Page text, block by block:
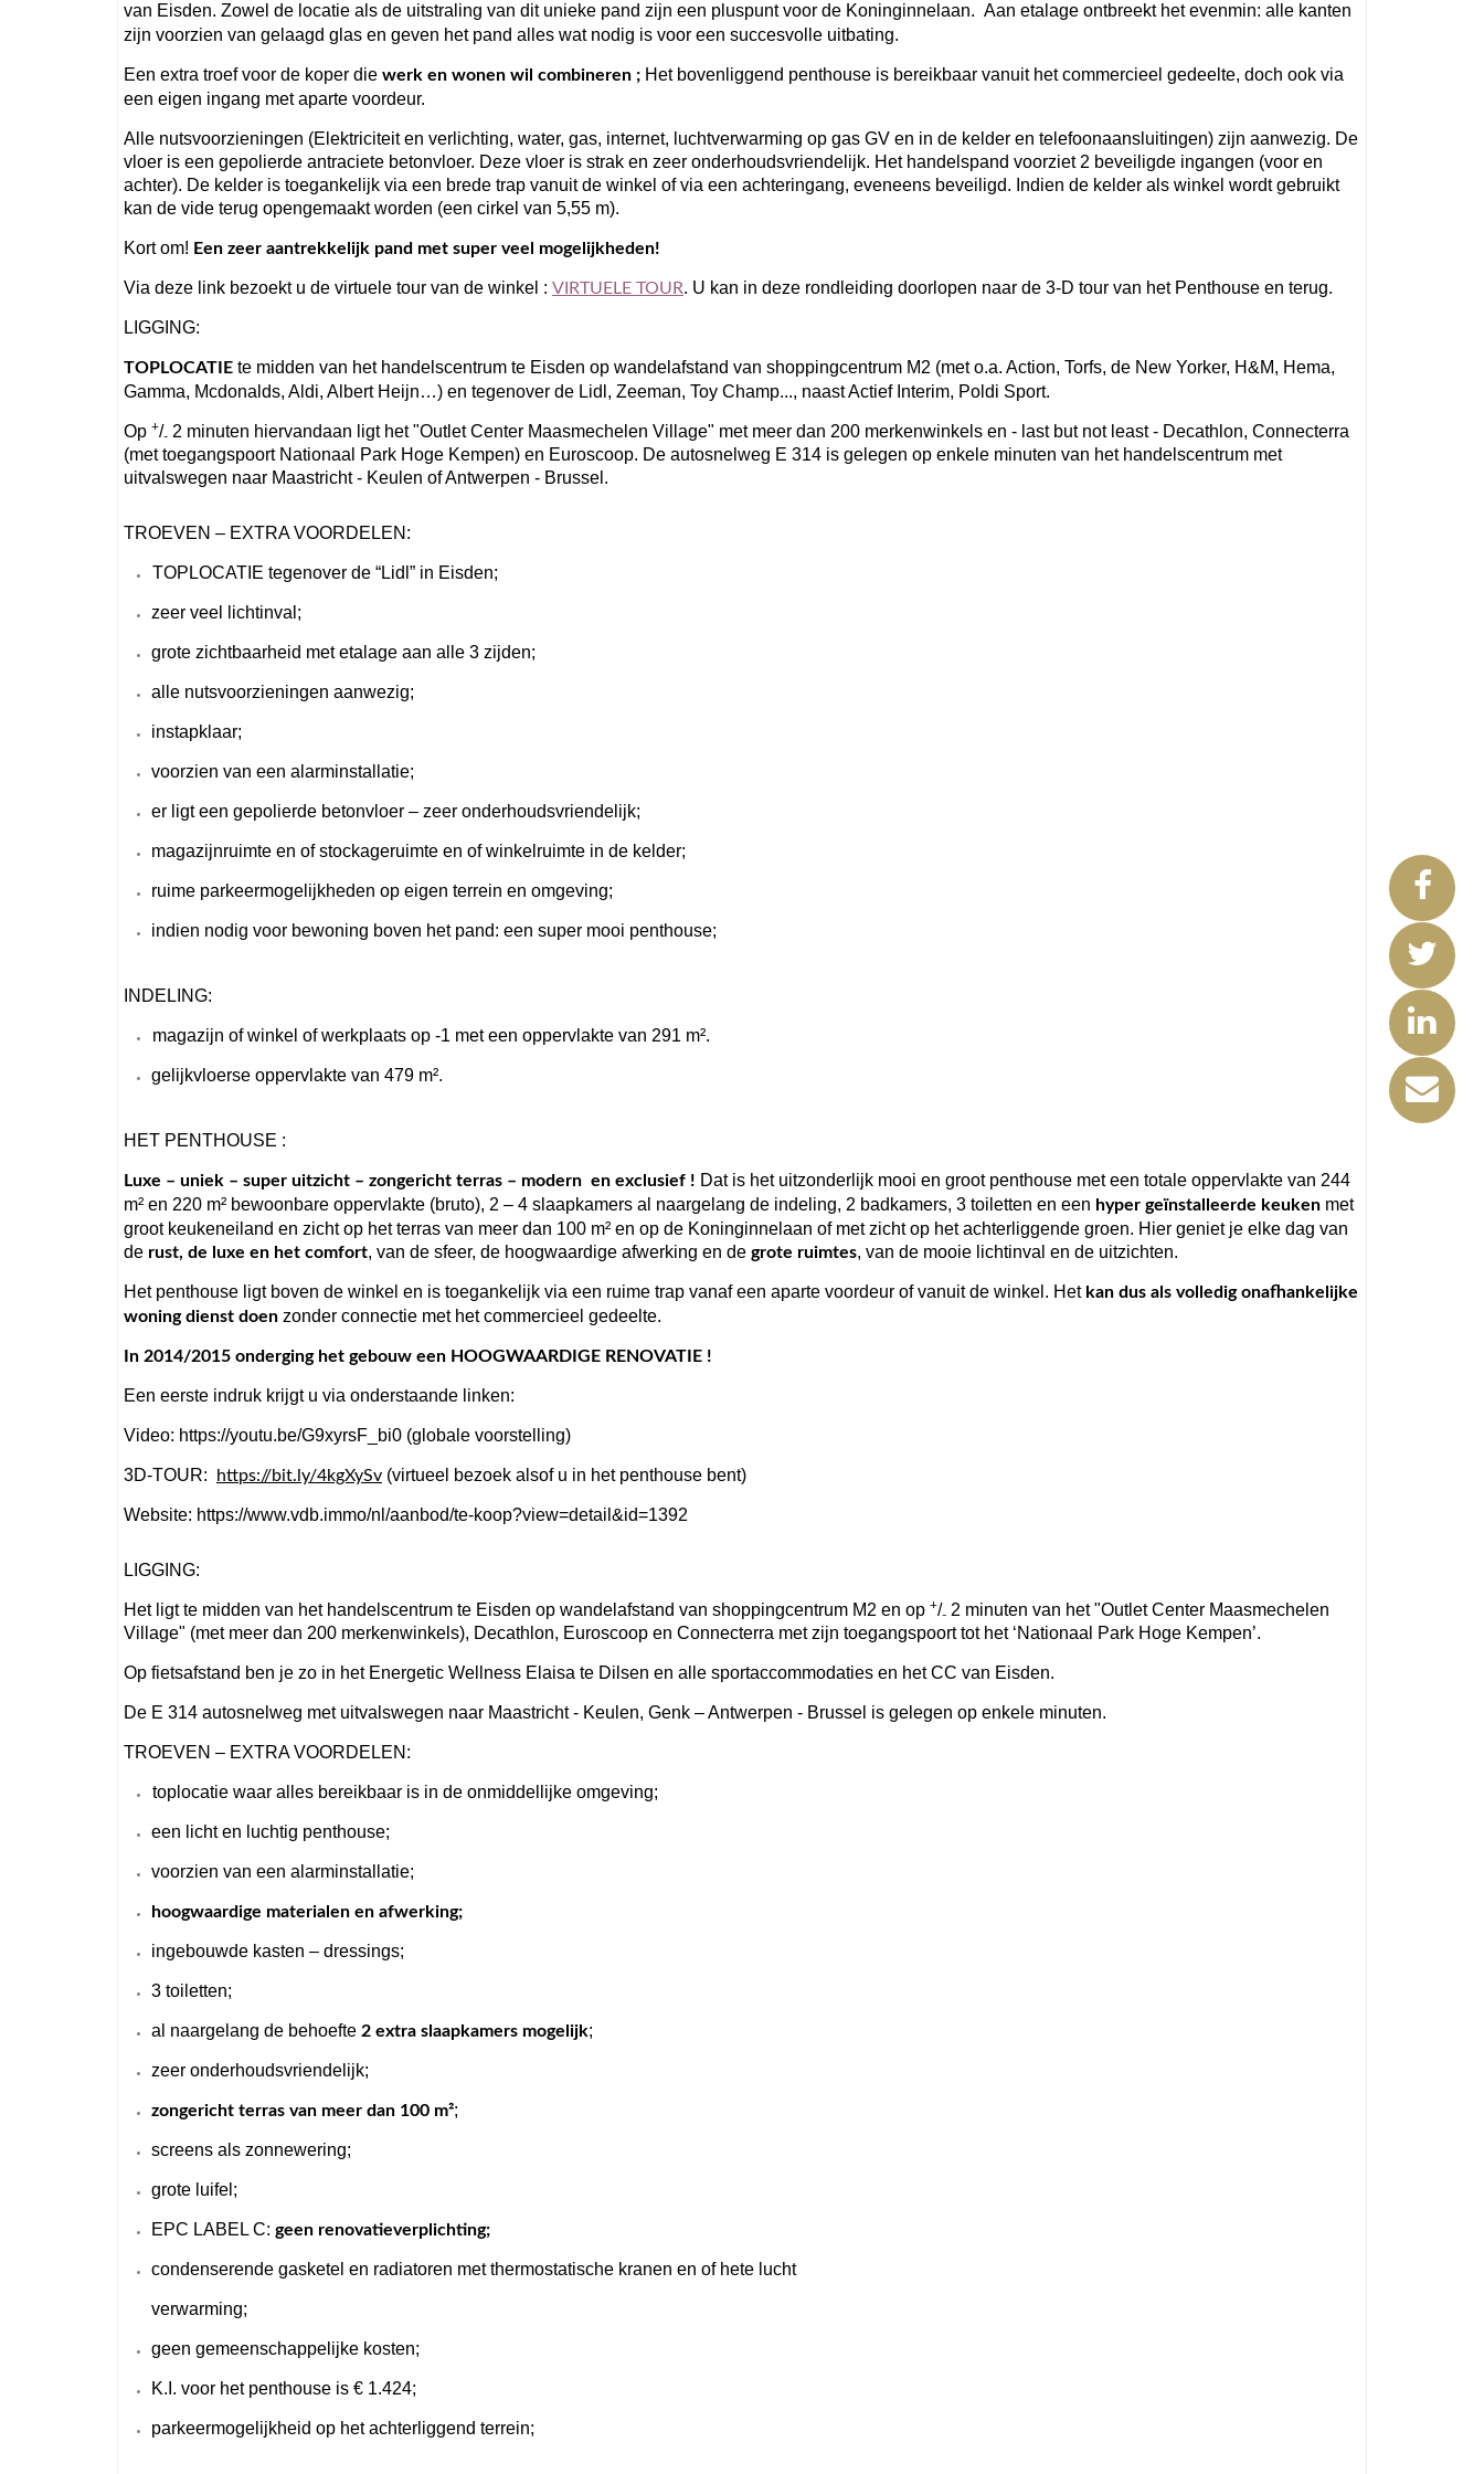
van Eisden. Zowel de locatie als de uitstraling van dit unieke pand zijn een pluspunt voor de Koninginnelaan. Aan etalage ontbreekt het evenmin: alle kanten
zijn voorzien van gelaagd glas en geven het pand alles wat nodig is voor een succesvolle uitbating.
Een extra troef voor de koper die werk en wonen wil combineren ; Het bovenliggend penthouse is bereikbaar vanuit het commercieel gedeelte, doch ook via
een eigen ingang met aparte voordeur.
Alle nutsvoorzieningen (Elektriciteit en verlichting, water, gas, internet, luchtverwarming op gas GV en in de kelder en telefoonaansluitingen) zijn aanwezig. De
vloer is een gepolierde antraciete betonvloer. Deze vloer is strak en zeer onderhoudsvriendelijk. Het handelspand voorziet 2 beveiligde ingangen (voor en
achter). De kelder is toegankelijk via een brede trap vanuit de winkel of via een achteringang, eveneens beveiligd. Indien de kelder als winkel wordt gebruikt
kan de vide terug opengemaakt worden (een cirkel van 5,55 m).
Kort om! Een zeer aantrekkelijk pand met super veel mogelijkheden!
Via deze link bezoekt u de virtuele tour van de winkel : VIRTUELE TOUR. U kan in deze rondleiding doorlopen naar de 3-D tour van het Penthouse en terug.
LIGGING:
TOPLOCATIE te midden van het handelscentrum te Eisden op wandelafstand van shoppingcentrum M2 (met o.a. Action, Torfs, de New Yorker, H&M, Hema,
Gamma, Mcdonalds, Aldi, Albert Heijn…) en tegenover de Lidl, Zeeman, Toy Champ..., naast Actief Interim, Poldi Sport.
Op +/- 2 minuten hiervandaan ligt het "Outlet Center Maasmechelen Village" met meer dan 200 merkenwinkels en - last but not least - Decathlon, Connecterra
(met toegangspoort Nationaal Park Hoge Kempen) en Euroscoop. De autosnelweg E 314 is gelegen op enkele minuten van het handelscentrum met
uitvalswegen naar Maastricht - Keulen of Antwerpen - Brussel.
TROEVEN – EXTRA VOORDELEN:
TOPLOCATIE tegenover de “Lidl” in Eisden;
zeer veel lichtinval;
grote zichtbaarheid met etalage aan alle 3 zijden;
alle nutsvoorzieningen aanwezig;
instapklaar;
voorzien van een alarminstallatie;
er ligt een gepolierde betonvloer – zeer onderhoudsvriendelijk;
magazijnruimte en of stockageruimte en of winkelruimte in de kelder;
ruime parkeermogelijkheden op eigen terrein en omgeving;
indien nodig voor bewoning boven het pand: een super mooi penthouse;
INDELING:
magazijn of winkel of werkplaats op -1 met een oppervlakte van 291 m².
gelijkvloerse oppervlakte van 479 m².
HET PENTHOUSE :
Luxe – uniek – super uitzicht – zongericht terras – modern en exclusief ! Dat is het uitzonderlijk mooi en groot penthouse met een totale oppervlakte van 244
m² en 220 m² bewoonbare oppervlakte (bruto), 2 – 4 slaapkamers al naargelang de indeling, 2 badkamers, 3 toiletten en een hyper geïnstalleerde keuken met
groot keukeneiland en zicht op het terras van meer dan 100 m² en op de Koninginnelaan of met zicht op het achterliggende groen. Hier geniet je elke dag van
de rust, de luxe en het comfort, van de sfeer, de hoogwaardige afwerking en de grote ruimtes, van de mooie lichtinval en de uitzichten.
Het penthouse ligt boven de winkel en is toegankelijk via een ruime trap vanaf een aparte voordeur of vanuit de winkel. Het kan dus als volledig onafhankelijke
woning dienst doen zonder connectie met het commercieel gedeelte.
In 2014/2015 onderging het gebouw een HOOGWAARDIGE RENOVATIE !
Een eerste indruk krijgt u via onderstaande linken:
Video: https://youtu.be/G9xyrsF_bi0 (globale voorstelling)
3D-TOUR: https://bit.ly/4kgXySv (virtueel bezoek alsof u in het penthouse bent)
Website: https://www.vdb.immo/nl/aanbod/te-koop?view=detail&id=1392
LIGGING:
Het ligt te midden van het handelscentrum te Eisden op wandelafstand van shoppingcentrum M2 en op +/- 2 minuten van het "Outlet Center Maasmechelen
Village" (met meer dan 200 merkenwinkels), Decathlon, Euroscoop en Connecterra met zijn toegangspoort tot het ‘Nationaal Park Hoge Kempen’.
Op fietsafstand ben je zo in het Energetic Wellness Elaisa te Dilsen en alle sportaccommodaties en het CC van Eisden.
De E 314 autosnelweg met uitvalswegen naar Maastricht - Keulen, Genk – Antwerpen - Brussel is gelegen op enkele minuten.
TROEVEN – EXTRA VOORDELEN:
toplocatie waar alles bereikbaar is in de onmiddellijke omgeving;
een licht en luchtig penthouse;
voorzien van een alarminstallatie;
hoogwaardige materialen en afwerking;
ingebouwde kasten – dressings;
3 toiletten;
al naargelang de behoefte 2 extra slaapkamers mogelijk;
zeer onderhoudsvriendelijk;
zongericht terras van meer dan 100 m²;
screens als zonnewering;
grote luifel;
EPC LABEL C: geen renovatieverplichting;
condenserende gasketel en radiatoren met thermostatische kranen en of hete lucht
verwarming;
geen gemeenschappelijke kosten;
K.I. voor het penthouse is € 1.424;
parkeermogelijkheid op het achterliggend terrein;